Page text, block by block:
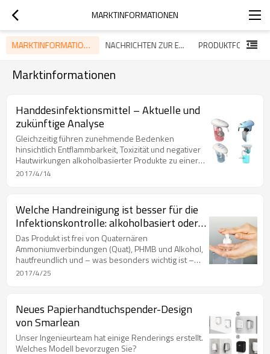
MARKTINFORMATIONEN
MARKTINFORMATIONEN NACHRICHTEN ZUR EPIDEMIEBEKÄMPFUNG PRODUKTFOTOS
Marktinformationen
Handdesinfektionsmittel – Aktuelle und
zukünftige Analyse
Gleichzeitig führen zunehmende Bedenken
hinsichtlich Entflammbarkeit, Toxizität und negativer
Hautwirkungen alkoholbasierter Produkte zu einer
steigenden Nachfrage nach alkoholfreien
2017/4/14
Welche Handreinigung ist besser für die
Infektionskontrolle: alkoholbasiert oder
wasserbasiert?
Das Produkt ist frei von Quaternären
Ammoniumverbindungen (Quat), PHMB und Alkohol,
hautfreundlich und – was besonders wichtig ist –
schützt es den Anwender effektiv.
2017/4/25
Neues Papierhandtuchspender-Design
von Smarlean
Unser Ingenieurteam hat einige Renderings erstellt.
Welches Modell bevorzugen Sie?